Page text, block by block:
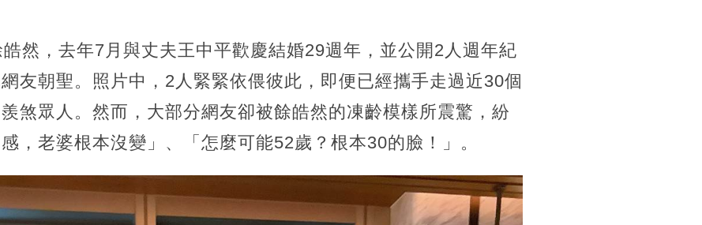
然，去年7月與丈夫王中平歡慶結婚29週年，並公開2人週年紀
友朝聖。照片中，2人緊緊依偎彼此，即便已經攜手走過近30個
煞眾人。然而，大部分網友卻被餘皓然的凍齡模樣所震驚，紛
，老婆根本沒變」、「怎麼可能52歲？根本30的臉！」。